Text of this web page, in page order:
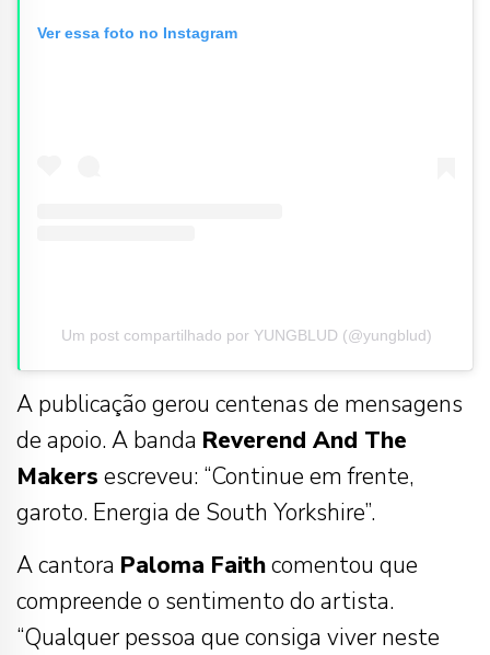
Ver essa foto no Instagram
Um post compartilhado por YUNGBLUD (@yungblud)
A publicação gerou centenas de mensagens
de apoio. A banda Reverend And The
Makers escreveu: “Continue em frente,
garoto. Energia de South Yorkshire”.
A cantora Paloma Faithcomentou que
compreende o sentimento do artista.
“Qualquer pessoa que consiga viver neste